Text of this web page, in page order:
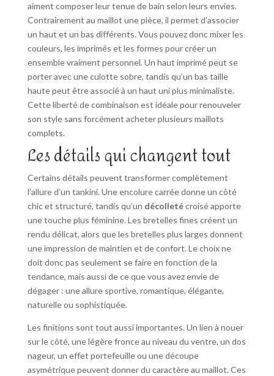
aiment composer leur tenue de bain selon leurs envies.
Contrairement au maillot une pièce, il permet d’associer
un haut et un bas différents. Vous pouvez donc mixer les
couleurs, les imprimés et les formes pour créer un
ensemble vraiment personnel. Un haut imprimé peut se
porter avec une culotte sobre, tandis qu’un bas taille
haute peut être associé à un haut uni plus minimaliste.
Cette liberté de combinaison est idéale pour renouveler
son style sans forcément acheter plusieurs maillots
complets.
Les détails qui changent tout
Certains détails peuvent transformer complètement
l’allure d’un tankini. Une encolure carrée donne un côté
chic et structuré, tandis qu’un décolletécroisé apporte
une touche plus féminine. Les bretelles fines créent un
rendu délicat, alors que les bretelles plus larges donnent
une impression de maintien et de confort. Le choix ne
doit donc pas seulement se faire en fonction de la
tendance, mais aussi de ce que vous avez envie de
dégager : une allure sportive, romantique, élégante,
naturelle ou sophistiquée.
Les finitions sont tout aussi importantes. Un lien à nouer
sur le côté, une légère fronce au niveau du ventre, un dos
nageur, un effet portefeuille ou une découpe
asymétrique peuvent donner du caractère au maillot. Ces